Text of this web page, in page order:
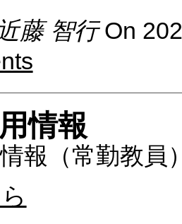
藤 智行On
情報
報（常勤教